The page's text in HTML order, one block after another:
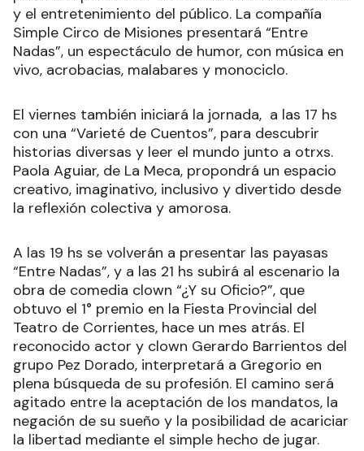
y el entretenimiento del público. La compañía
Simple Circo de Misiones presentará “Entre
Nadas”, un espectáculo de humor, con música en
vivo, acrobacias, malabares y monociclo.
El viernes también iniciará la jornada, a las 17 hs
con una “Varieté de Cuentos”, para descubrir
historias diversas y leer el mundo junto a otrxs.
Paola Aguiar, de La Meca, propondrá un espacio
creativo, imaginativo, inclusivo y divertido desde
la reflexión colectiva y amorosa.
A las 19 hs se volverán a presentar las payasas
“Entre Nadas”, y a las 21 hs subirá al escenario la
obra de comedia clown “¿Y su Oficio?”, que
obtuvo el 1° premio en la Fiesta Provincial del
Teatro de Corrientes, hace un mes atrás. El
reconocido actor y clown Gerardo Barrientos del
grupo Pez Dorado, interpretará a Gregorio en
plena búsqueda de su profesión. El camino será
agitado entre la aceptación de los mandatos, la
negación de su sueño y la posibilidad de acariciar
la libertad mediante el simple hecho de jugar.